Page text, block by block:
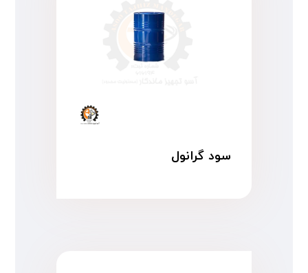
سود گرانول